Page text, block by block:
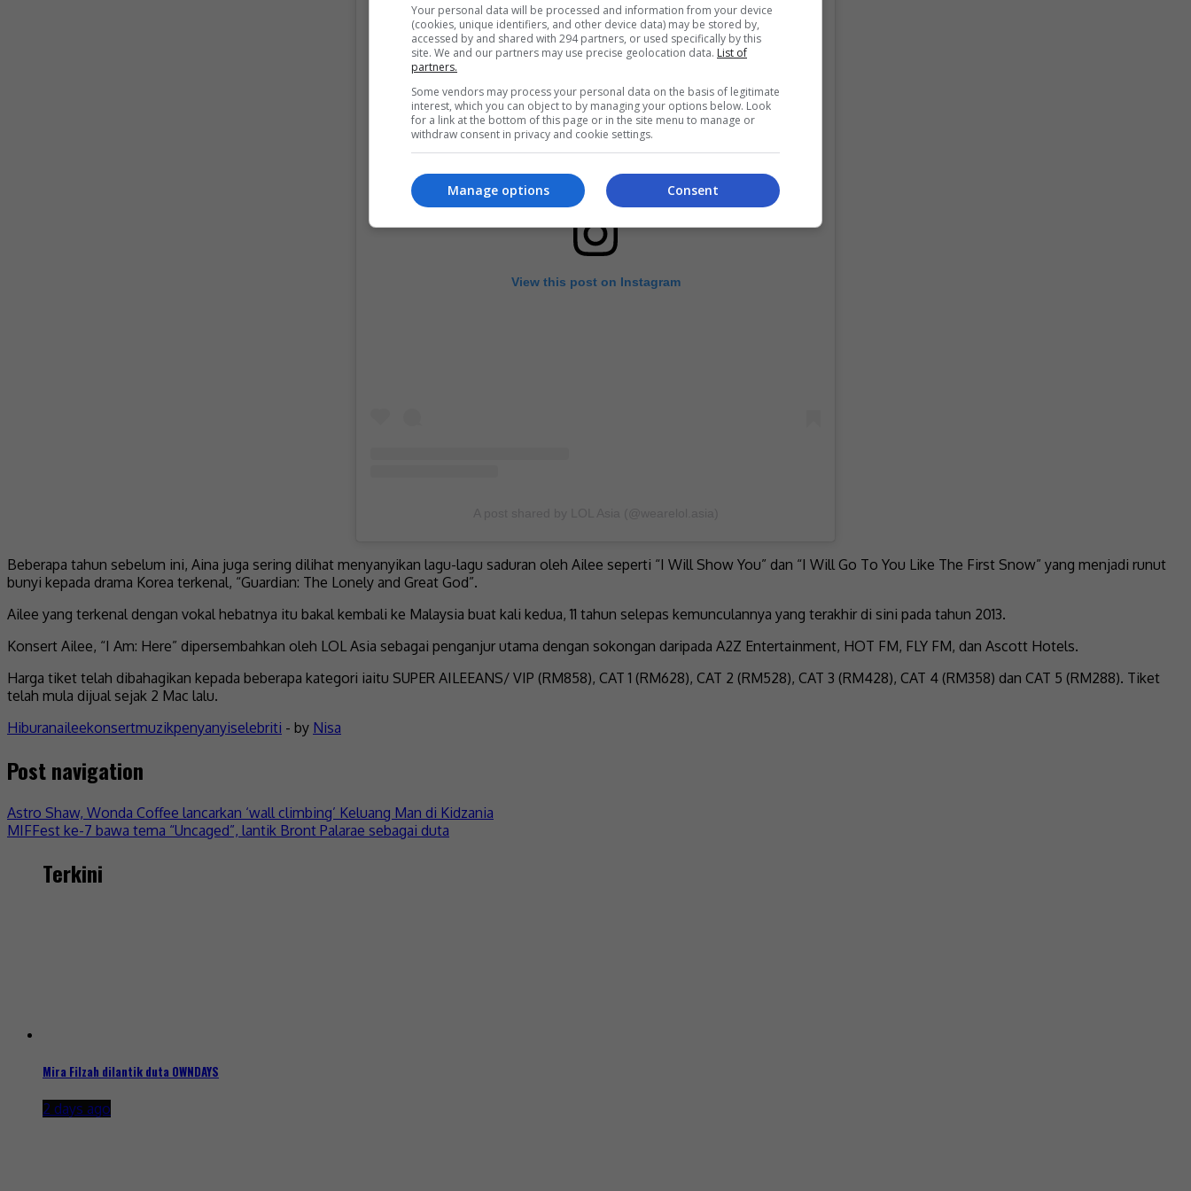
View this post on Instagram
Beberapa tahun sebelum ini, Aina juga sering dilihat menyanyikan lagu-lagu saduran oleh Ailee seperti “I Will Show You” dan “I Will Go To You Like The First Snow” yang menjadi runut
bunyi kepada drama Korea terkenal, “Guardian: The Lonely and Great God”.
Ailee yang terkenal dengan vokal hebatnya itu bakal kembali ke Malaysia buat kali kedua, 11 tahun selepas kemunculannya yang terakhir di sini pada tahun 2013.
Konsert Ailee, “I Am: Here” dipersembahkan oleh LOL Asia sebagai penganjur utama dengan sokongan daripada A2Z Entertainment, HOT FM, FLY FM, dan Ascott Hotels.
Harga tiket telah dibahagikan kepada beberapa kategori iaitu SUPER AILEEANS/ VIP (RM858), CAT 1 (RM628), CAT 2 (RM528), CAT 3 (RM428), CAT 4 (RM358) dan CAT 5 (RM288). Tiket
telah mula dijual sejak 2 Mac lalu.
Hiburanaileekonsertmuzikpenyanyiselebriti - by Nisa
Post navigation
Astro Shaw, Wonda Coffee lancarkan ‘wall climbing’ Keluang Man di Kidzania
MIFFest ke-7 bawa tema “Uncaged”, lantik Bront Palarae sebagai duta
Terkini
Mira Filzah dilantik duta OWNDAYS
2 days ago
Your personal data will be processed and information from your device
(cookies, unique identifiers, and other device data) may be stored by,
accessed by and shared with 294 partners, or used specifically by this
site. We and our partners may use precise geolocation data. List of
partners.
Some vendors may process your personal data on the basis of legitimate
interest, which you can object to by managing your options below. Look
for a link at the bottom of this page or in the site menu to manage or
withdraw consent in privacy and cookie settings.
Consent
Manage options